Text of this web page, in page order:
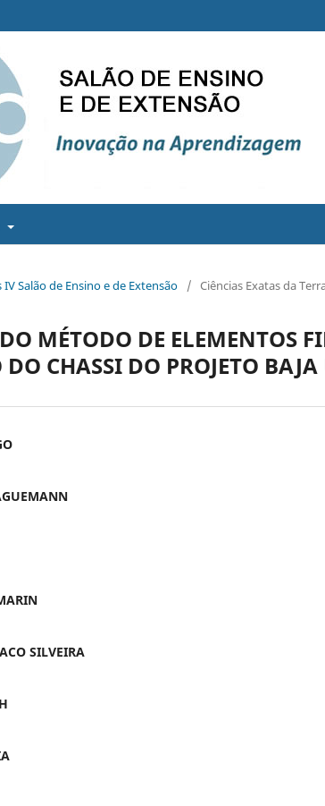
IV Salão de Ensino e de Extensão / Ciências Exatas da
MÉTODO DE ELEMENTOS
CHASSI DO PROJETO
SILVEIRA